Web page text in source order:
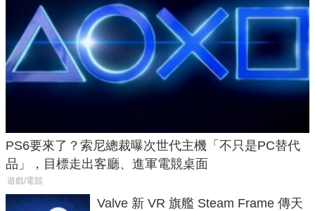
PS6要來了？索尼總裁曝次世代主機「不只是PC替代
品」，目標走出客廳、進軍電競桌面
遊戲/電競
Valve 新 VR 旗艦 Steam Frame 傳天